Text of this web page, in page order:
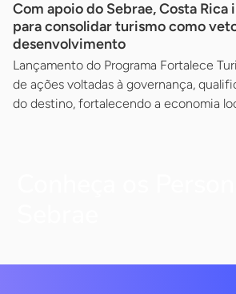
Com apoio do Sebrae, Costa Rica
para consolidar turismo como
desenvolvimento
Lançamento do Programa Fortalece
de ações voltadas à governança,
do destino, fortalecendo a economia